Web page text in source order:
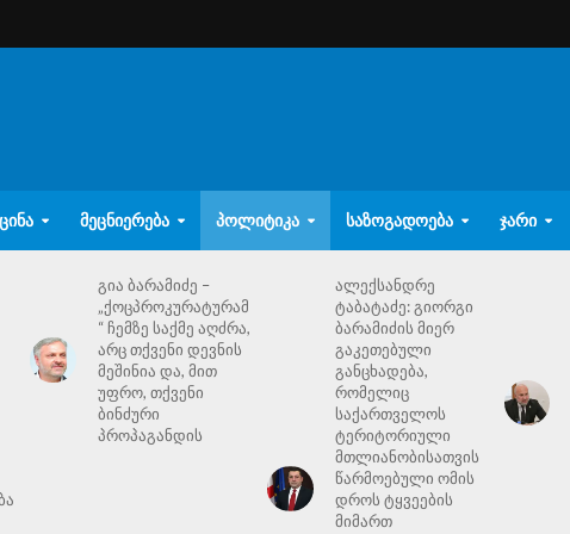
ᲛᲔᲪᲜᲘᲔᲠᲔᲑᲐ ᲞᲝᲚᲘᲢᲘᲙᲐ ᲡᲐᲖᲝᲒᲐᲓᲝᲔᲑᲐ ᲯᲐᲠᲘ
გია ბარამიძე –
„ქოცპროკურატურამ
“ ჩემზე საქმე აღძრა,
არც თქვენი დევნის
მეშინია და, მით
უფრო, თქვენი
ბინძური
პროპაგანდის
ალექსანდრე
ტაბატაძე: გიორგი
ბარამიძის მიერ
გაკეთებული
განცხადება,
რომელიც
საქართველოს
ტერიტორიული
მთლიანობისათვის
წარმოებული ომის
დროს ტყვეების
მიმართ